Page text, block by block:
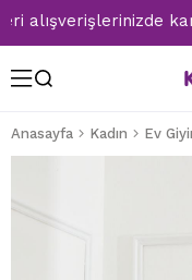
Anasayfa Kadın Ev